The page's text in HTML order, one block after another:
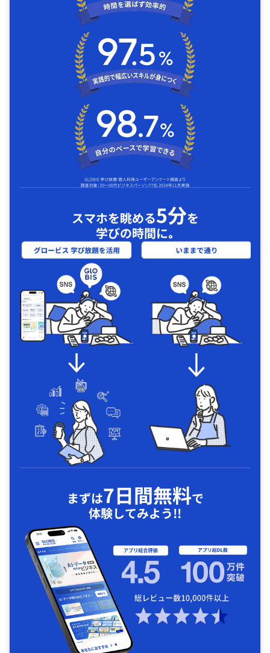
スマホを眺める5分を
学びの時間に｡
まずは7日間無料で
体験してみよう!!